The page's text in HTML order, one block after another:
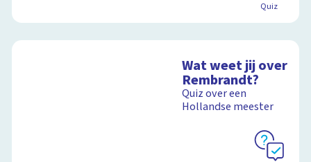
Quiz
Wat weet jij over
Rembrandt?
Quiz over een
Hollandse meester